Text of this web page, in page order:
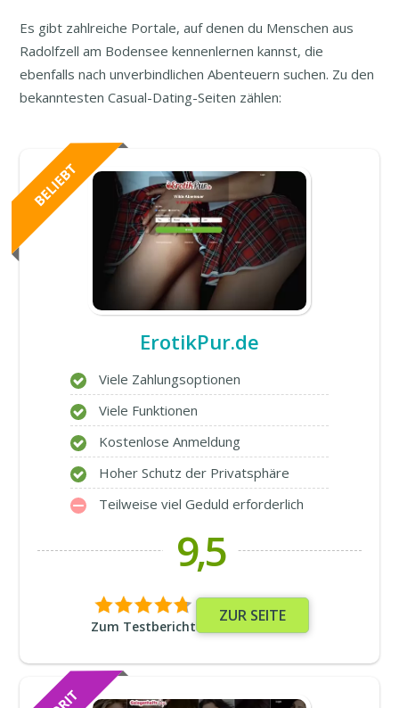
Es gibt zahlreiche Portale, auf denen du Menschen aus
Radolfzell am Bodensee kennenlernen kannst, die
ebenfalls nach unverbindlichen Abenteuern suchen. Zu den
bekanntesten Casual-Dating-Seiten zählen:
ErotikPur.de
Viele Zahlungsoptionen
Viele Funktionen
Kostenlose Anmeldung
Hoher Schutz der Privatsphäre
Teilweise viel Geduld erforderlich
9,5
Zum Testbericht
ZUR SEITE